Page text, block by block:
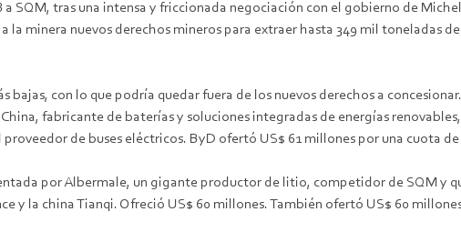
SQM, tras una intensa y friccionada negociación con el gobierno de
minera nuevos derechos mineros para extraer hasta 349 mil toneladas
bajas, con lo que podría quedar fuera de los nuevos derechos a
fabricante de baterías y soluciones integradas de energías
de buses eléctricos. ByD ofertó US$ 61 millones por una cuota
por Albermale, un gigante productor de litio, competidor de SQM y
y la china Tianqi. Ofreció US$ 60 millones. También ofertó US$ 60